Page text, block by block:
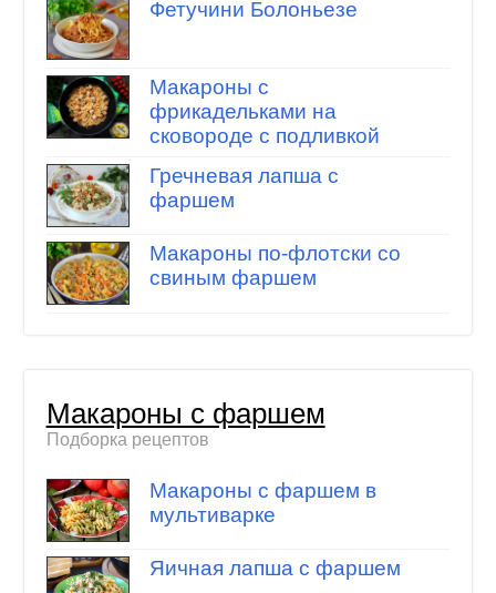
Фетучини Болоньезе
Макароны с
фрикадельками на
сковороде с подливкой
Гречневая лапша с
фаршем
Макароны по-флотски со
свиным фаршем
Макароны с фаршем
Подборка рецептов
Макароны с фаршем в
мультиварке
Яичная лапша с фаршем